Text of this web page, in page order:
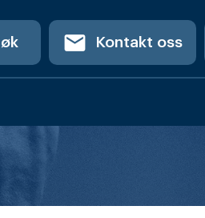
email Kontakt oss